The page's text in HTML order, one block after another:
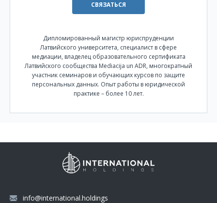
СВЯЗАТЬСЯ
Дипломированный магистр юриспруденции
Латвийского университета, специалист в сфере
медиации, владелец образовательного сертификата
Латвийского сообщества Mediacija un ADR, многократный
участник семинаров и обучающих курсов по защите
персональных данных. Опыт работы в юридической
практике – более 10 лет.
info@international.holdings